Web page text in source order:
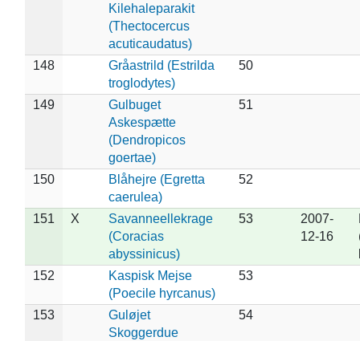
Kilehaleparakit
(Thectocercus
acuticaudatus)
148
Gråastrild (Estrilda
troglodytes)
50
149
Gulbuget
Askespætte
(Dendropicos
goertae)
51
150
Blåhejre (Egretta
caerulea)
52
151 X
Savanneellekrage
(Coracias
abyssinicus)
53
2007-
12-16
152
Kaspisk Mejse
(Poecile hyrcanus)
53
153
Guløjet
Skoggerdue
54